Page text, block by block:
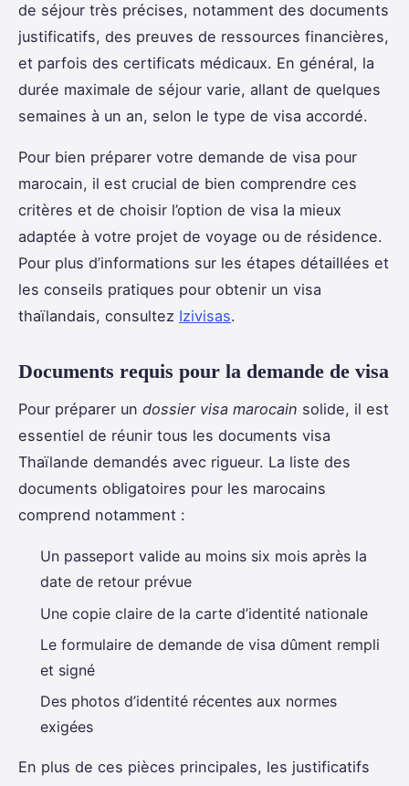
de séjour très précises, notamment des documents
justificatifs, des preuves de ressources financières,
et parfois des certificats médicaux. En général, la
durée maximale de séjour varie, allant de quelques
semaines à un an, selon le type de visa accordé.
Pour bien préparer votre demande de visa pour
marocain, il est crucial de bien comprendre ces
critères et de choisir l’option de visa la mieux
adaptée à votre projet de voyage ou de résidence.
Pour plus d’informations sur les étapes détaillées et
les conseils pratiques pour obtenir un visa
thaïlandais, consultez Izivisas.
Documents requis pour la demande de visa
Pour préparer un dossier visa marocain solide, il est
essentiel de réunir tous les documents visa
Thaïlande demandés avec rigueur. La liste des
documents obligatoires pour les marocains
comprend notamment :
Un passeport valide au moins six mois après la
date de retour prévue
Une copie claire de la carte d’identité nationale
Le formulaire de demande de visa dûment rempli
et signé
Des photos d’identité récentes aux normes
exigées
En plus de ces pièces principales, les justificatifs